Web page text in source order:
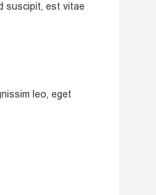
suscipit, est vitae
leo, eget